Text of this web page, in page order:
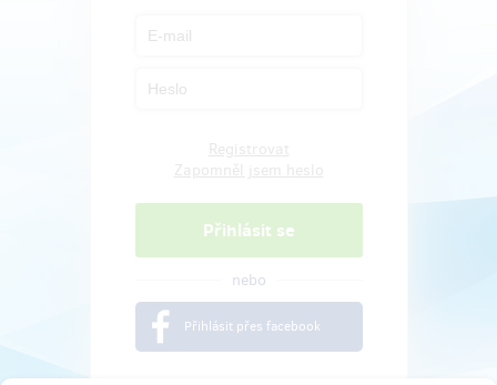
nebo
Přihlásit přes facebook